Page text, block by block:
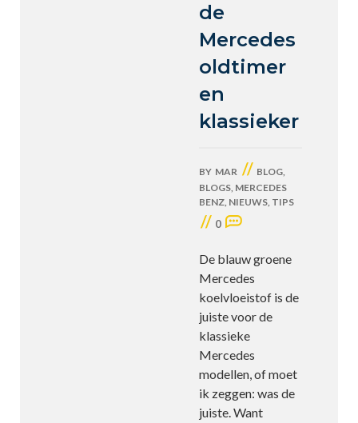
de
Mercedes
oldtimer
en
klassieker
BY MAR // BLOG,
BLOGS, MERCEDES
BENZ, NIEUWS, TIPS
// 0
De blauw groene
Mercedes
koelvloeistof is de
juiste voor de
klassieke
Mercedes
modellen, of moet
ik zeggen: was de
juiste. Want